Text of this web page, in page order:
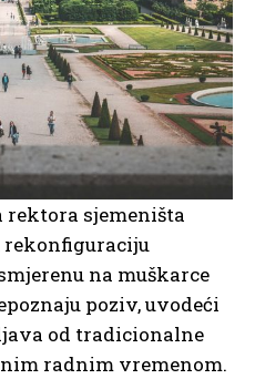
sjemeništa
rekonfiguraciju
na muškarce
poziv, uvodeći
od tradicionalne
radnim vremenom.